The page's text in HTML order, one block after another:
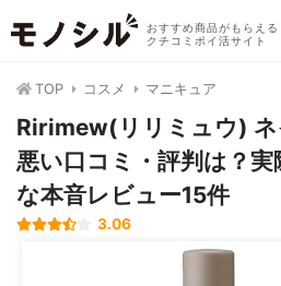
おすすめ商品がもらえる
クチコミポイ活サイト
TOP コスメ マニキュア
Ririmew(リリミュウ)
悪い口コミ・評判は？
な本音レビュー15件
3.06